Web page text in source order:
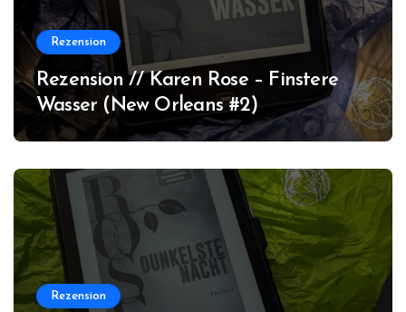
Rezension
Rezension // Karen Rose – Finstere
Wasser (New Orleans #2)
Rezension